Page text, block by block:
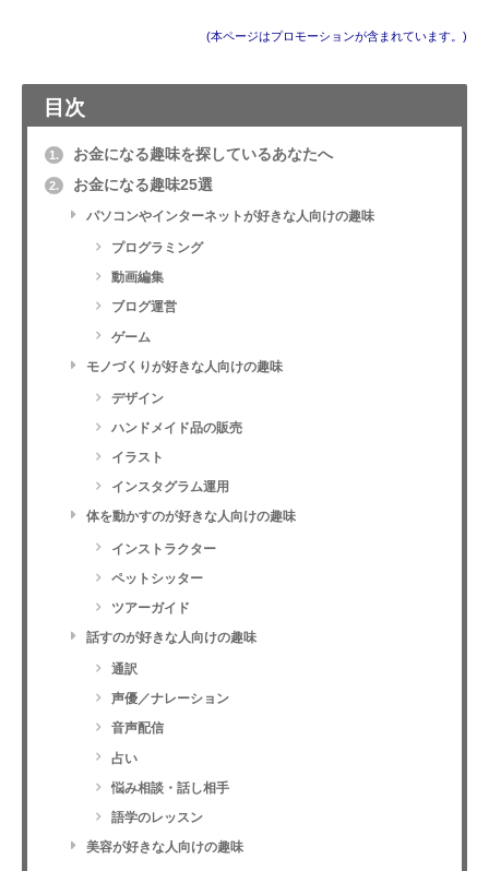
(本ページはプロモーションが含まれています。)
目次
1. お金になる趣味を探しているあなたへ
2. お金になる趣味25選
パソコンやインターネットが好きな人向けの趣味
プログラミング
動画編集
ブログ運営
ゲーム
モノづくりが好きな人向けの趣味
デザイン
ハンドメイド品の販売
イラスト
インスタグラム運用
体を動かすのが好きな人向けの趣味
インストラクター
ペットシッター
ツアーガイド
話すのが好きな人向けの趣味
通訳
声優／ナレーション
音声配信
占い
悩み相談・話し相手
語学のレッスン
美容が好きな人向けの趣味